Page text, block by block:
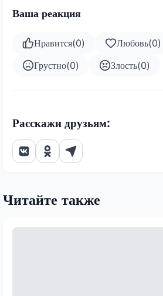
Ваша реакция
Нравится(0) Любовь(0)
Грустно(0) Злость(0)
Расскажи друзьям:
Читайте также